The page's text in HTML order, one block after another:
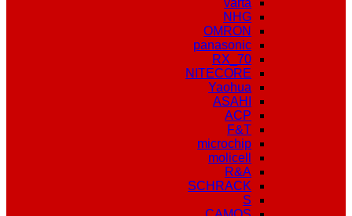
varta
NHG
OMRON
panasonic
RX_70
NITECORE
Yaohua
ASAHI
ACP
F&T
microchip
molicell
R&A
SCHRACK
S